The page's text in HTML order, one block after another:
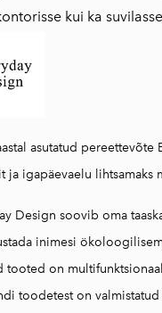
kui ka
asutatud
ja igapäevaelu lihtsamaks
Design soovib oma
inimesi
tooted on
toodetest on valmistatud